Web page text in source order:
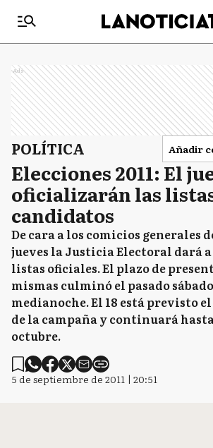
Ads
POLÍTICA Añadir
Elecciones 2011: El
oficializarán las
candidatos
De cara a los comicios generales
jueves la Justicia Electoral dará
listas oficiales. El plazo de
mismas culminó el pasado
medianoche. El 18 está previsto
de la campaña y continuará hasta
octubre.
5 de septiembre de 2011 | 20:51